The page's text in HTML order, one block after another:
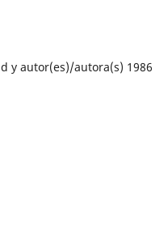
y autor(es)/autora(s) 1986